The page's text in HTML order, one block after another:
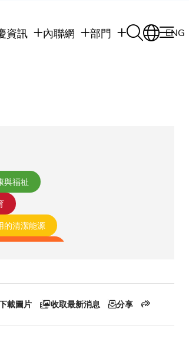
資訊 內聯網 部門 ENG
與福祉
的清潔能源
載圖片 收取最新消息 分享